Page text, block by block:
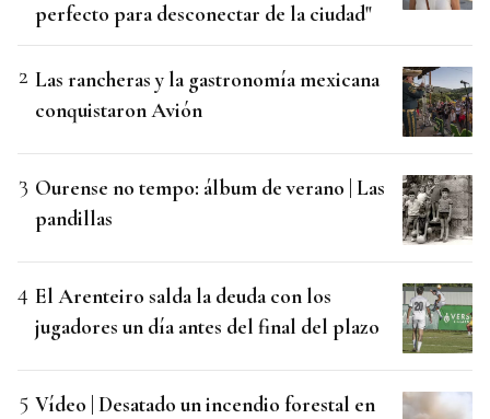
perfecto para desconectar de la ciudad"
Las rancheras y la gastronomía mexicana
conquistaron Avión
Ourense no tempo: álbum de verano | Las
pandillas
El Arenteiro salda la deuda con los
jugadores un día antes del final del plazo
Vídeo | Desatado un incendio forestal en